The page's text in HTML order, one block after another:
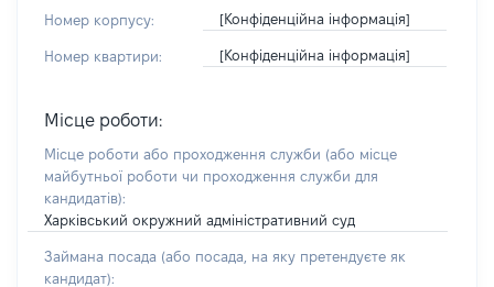
Номер корпусу: [Конфіденційна інформація]
Номер квартири: [Конфіденційна інформація]
Місце роботи:
Місце роботи або проходження служби (або місце
майбутньої роботи чи проходження служби для
кандидатів):
Харківський окружний адміністративний суд
Займана посада (або посада, на яку претендуєте як
кандидат):